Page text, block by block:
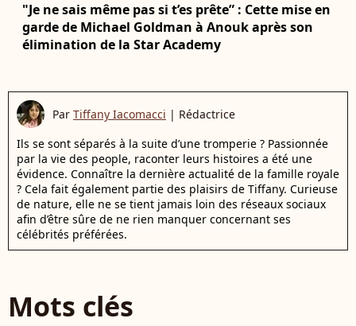
"Je ne sais même pas si t’es prête” : Cette mise en
garde de Michael Goldman à Anouk après son
élimination de la Star Academy
Par Tiffany Iacomacci | Rédactrice
Ils se sont séparés à la suite d’une tromperie ? Passionnée
par la vie des people, raconter leurs histoires a été une
évidence. Connaître la dernière actualité de la famille royale
? Cela fait également partie des plaisirs de Tiffany. Curieuse
de nature, elle ne se tient jamais loin des réseaux sociaux
afin d’être sûre de ne rien manquer concernant ses
célébrités préférées.
Mots clés